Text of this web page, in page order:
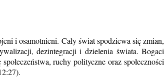
i osamotnieni. Cały świat spodziewa się zmian,
dezintegracji i dzielenia świata. Bogaci
ruchy polityczne oraz społeczności